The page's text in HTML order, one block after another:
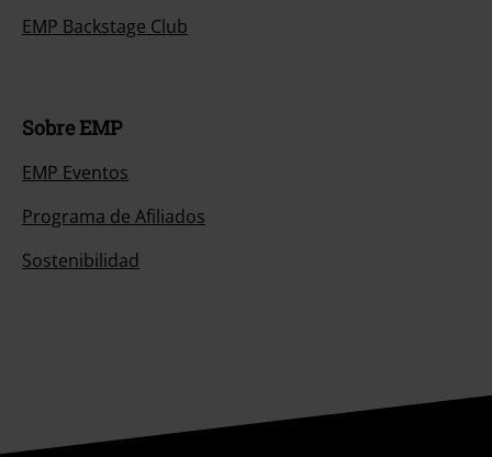
EMP Backstage Club
Sobre EMP
EMP Eventos
Programa de Afiliados
Sostenibilidad